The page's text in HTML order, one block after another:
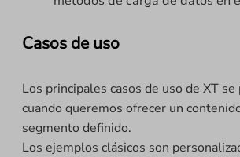
Casos de uso
Los principales casos de uso de XT se
cuando queremos ofrecer un
segmento definido.
Los ejemplos clásicos son